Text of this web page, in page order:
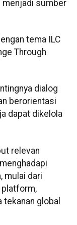
menjadi sumber
tema ILC
Through
dialog
berorientasi
dapat dikelola
relevan
mulai dari
platform,
global